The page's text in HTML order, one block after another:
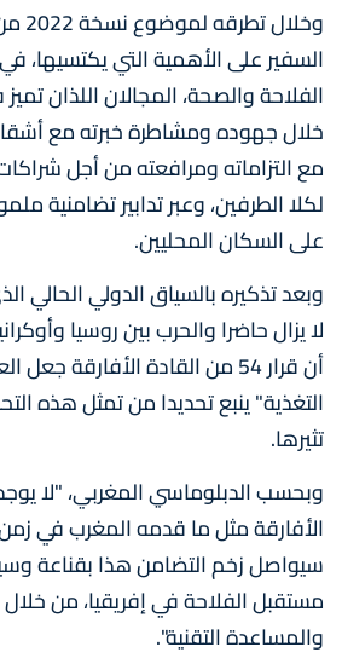
السفير على الأهمية التي يكتسيها،
الفلاحة والصحة، المجالان اللذان
خلال جهوده ومشاطرة خبرته مع
مع التزاماته ومرافعته من أجل
لكلا الطرفين، وعبر تدابير تضامنية
على السكان المحليين.
وبعد تذكيره بالسياق الدولي الحالي
لا يزال حاضرا والحرب بين روسيا
التغذية" ينبع تحديدا من تمثل هذه
تثيرها.
وبحسب الدبلوماسي المغربي، "لا
الأفارقة مثل ما قدمه المغرب في زمن
سيواصل زخم التضامن هذا بقناعة
مستقبل الفلاحة في إفريقيا، من خلال
والمساعدة التقنية".